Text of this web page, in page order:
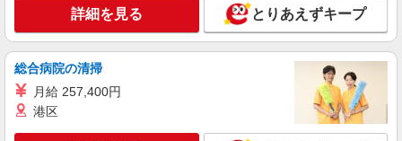
詳細を見る とりあえずキープ
総合病院の清掃
月給 257,400円
港区